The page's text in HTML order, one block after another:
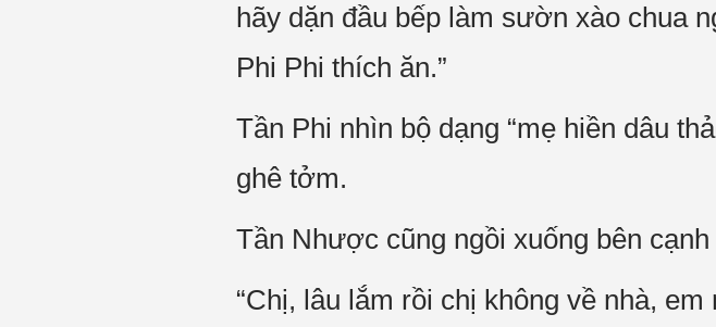
hãy dặn đầu bếp làm sườn xào chua
Phi Phi thích ăn.”
Tần Phi nhìn bộ dạng “mẹ hiền dâu
ghê tởm.
Tần Nhược cũng ngồi xuống bên cạnh
“Chị, lâu lắm rồi chị không về nhà, em